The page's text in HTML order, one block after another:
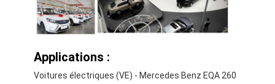
Applications :
Voitures électriques (VE) - Mercedes Benz EQA 260